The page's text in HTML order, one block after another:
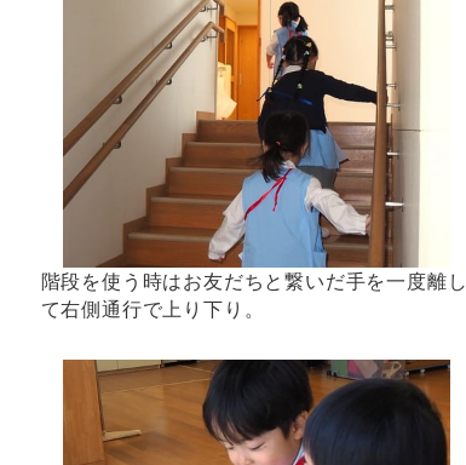
階段を使う時はお友だちと繋いだ手を一度離し
て右側通行で上り下り。